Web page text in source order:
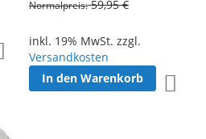
Zur Wunschliste hinzufügen
Normalpreis 59,95 €
inkl. 19% MwSt. zzgl.
Versandkosten
In den Warenkorb